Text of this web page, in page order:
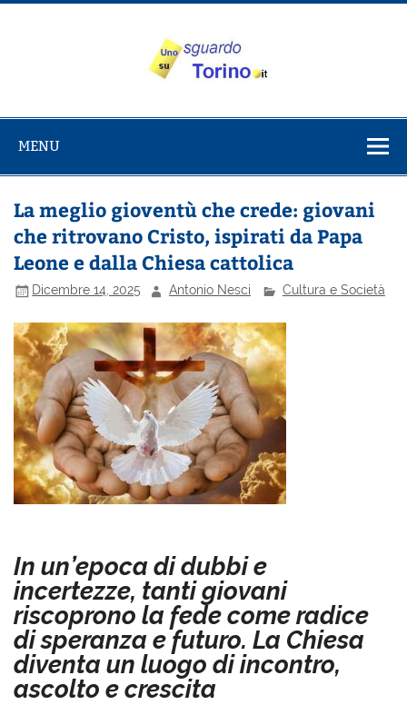
Salta
su Torino
MENU
La meglio gioventù che crede: giovani
che ritrovano Cristo, ispirati da Papa
Leone e dalla Chiesa cattolica
Dicembre 14, 2025 Antonio Nesci Cultura e Società
In un’epoca di dubbi e
incertezze, tanti giovani
riscoprono la fede come radice
di speranza e futuro. La Chiesa
diventa un luogo di incontro,
ascolto e crescita